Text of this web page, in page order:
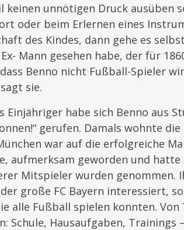
keinen unnötigen Druck ausüben
oder beim Erlernen eines
des Kindes, dann gehe es
Mann gesehen habe, der für
Benno nicht Fußball-Spieler
sie.
Einjähriger habe sich Benno aus
gerufen. Damals wohnte
war auf die erfolgreiche
aufmerksam geworden und hatte
Mitspieler wurden genommen.
große FC Bayern interessiert,
alle Fußball spielen konnten.
Schule, Hausaufgaben,